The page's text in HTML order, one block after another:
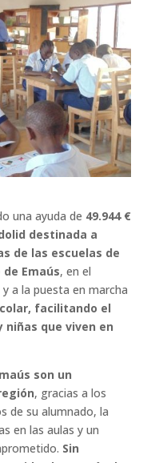
una ayuda de 49.944 €
destinada a
de las escuelas de
Emaús, en el
a la puesta en marcha
facilitando el
niñas que viven en
son un
, gracias a los
de su alumnado, la
en las aulas y un
Sin